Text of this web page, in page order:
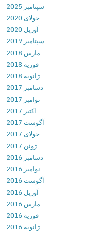
a
n
c
e
d
v
1
.
6
2
.
3
د
ا
ن
ل
و
د
ب
سپتامبر 2025
جولای 2020
آوریل 2020
سپتامبر 2019
مارس 2018
فوریه 2018
ژانویه 2018
دسامبر 2017
نوامبر 2017
آگوست 2017
جولای 2017
ژوئن 2017
دسامبر 2016
نوامبر 2016
آگوست 2016
آوریل 2016
مارس 2016
فوریه 2016
ژانویه 2016